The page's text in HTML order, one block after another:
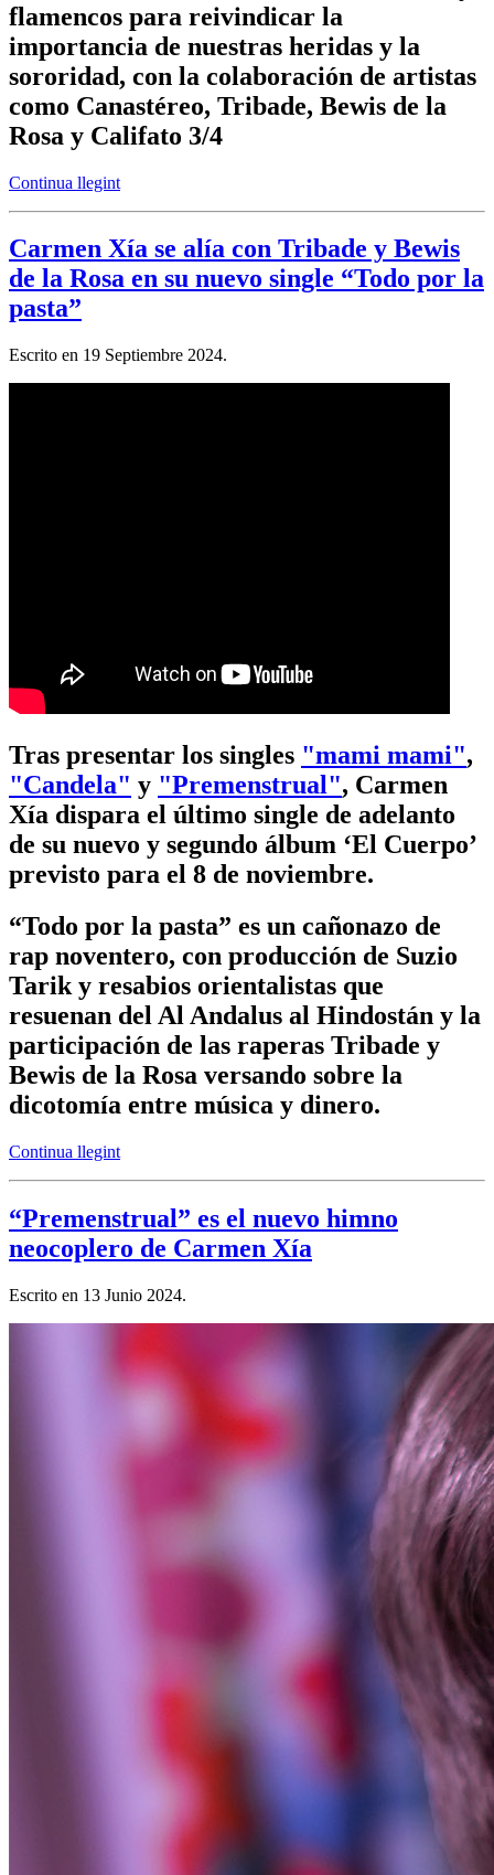
flamencos para reivindicar la
importancia de nuestras heridas y la
sororidad, con la colaboración de artistas
como Canastéreo, Tribade, Bewis de la
Rosa y Califato 3/4
Continua llegint
Carmen Xía se alía con Tribade y Bewis
de la Rosa en su nuevo single “Todo por la
pasta”
Escrito en 19 Septiembre 2024.
Tras presentar los singles "mami mami",
"Candela" y "Premenstrual", Carmen
Xía dispara el último single de adelanto
de su nuevo y segundo álbum ‘El Cuerpo’
previsto para el 8 de noviembre.
“Todo por la pasta” es un cañonazo de
rap noventero, con producción de Suzio
Tarik y resabios orientalistas que
resuenan del Al Andalus al Hindostán y la
participación de las raperas Tribade y
Bewis de la Rosa versando sobre la
dicotomía entre música y dinero.
Continua llegint
“Premenstrual” es el nuevo himno
neocoplero de Carmen Xía
Escrito en 13 Junio 2024.